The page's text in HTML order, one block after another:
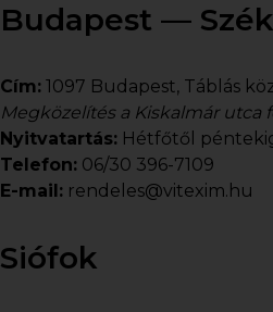
Budapest —
Cím: 1097 Budapest, Táblás
Megközelítés a Kiskalmár utca
Nyitvatartás: Hétfőtől
Telefon: 06/30 396-7109
E-mail: rendeles@vitexim.hu
Siófok